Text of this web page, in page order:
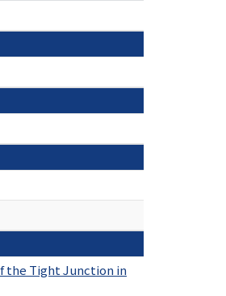
the Tight Junction in